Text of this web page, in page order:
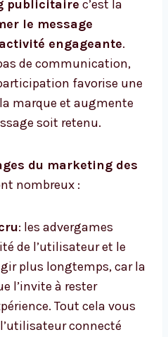
publicitaire c’est la
le message
engageante.
de communication,
favorise une
marque et augmente
soit retenu.
du marketing des
nombreux :
: les advergames
de l’utilisateur et le
plus longtemps, car la
l’invite à rester
Tout cela vous
connecté